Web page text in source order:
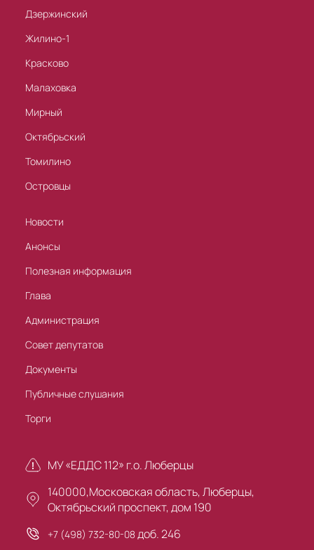
Дзержинский
Жилино-1
Красково
Малаховка
Мирный
Октябрьский
Томилино
Островцы
Новости
Анонсы
Полезная информация
Глава
Администрация
Совет депутатов
Документы
Публичные слушания
Торги
МУ «ЕДДС 112» г.о. Люберцы
140000,Московская область, Люберцы,
Октябрьский проспект, дом 190
+7 (498) 732-80-08 доб. 246